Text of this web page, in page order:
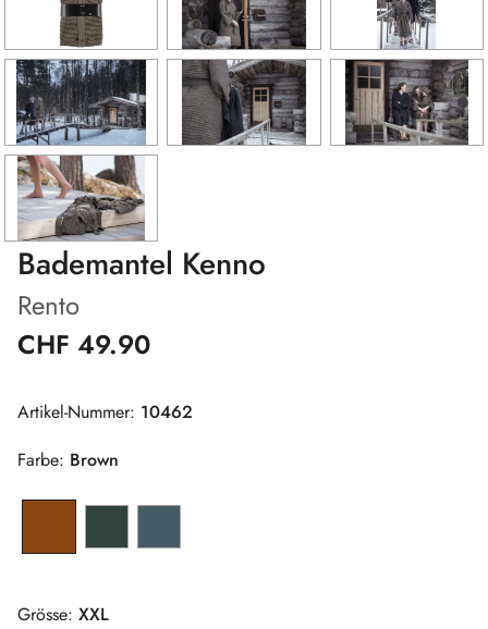
Bademantel Kenno
Rento
CHF 49.90
Artikel-Nummer: 10462
Farbe: Brown
Grösse: XXL